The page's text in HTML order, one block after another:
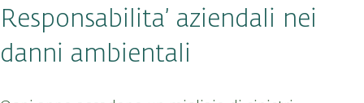
Responsabilita’ aziendali nei
danni ambientali